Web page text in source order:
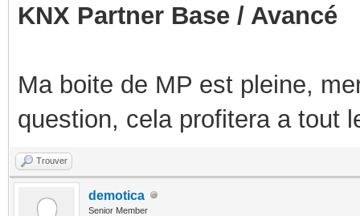
KNX Partner Base / Avancé
Ma boite de MP est pleine,
question, cela profitera a tout
Trouver
demotica
Senior Member